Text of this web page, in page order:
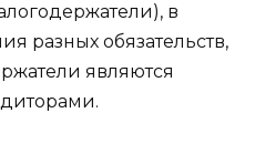
в
разных обязательств,
являются